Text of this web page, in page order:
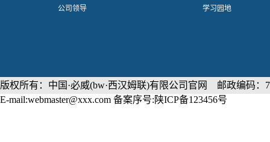
公司领导 学习园地
版权所有：中国·必威(bw·西汉姆联)有限公司官网 邮政编码：
E-mail:webmaster@xxx.com 备案序号:陕ICP备123456号